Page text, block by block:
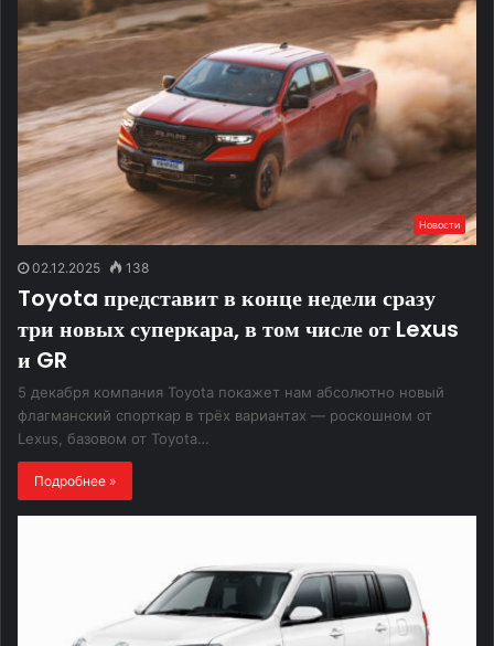
Новости
02.12.2025 138
Toyota представит в конце недели сразу
три новых суперкара, в том числе от Lexus
и GR
5 декабря компания Toyota покажет нам абсолютно новый
флагманский спорткар в трёх вариантах — роскошном от
Lexus, базовом от Toyota…
Подробнее »